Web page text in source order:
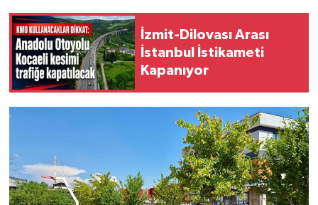
İzmit-Dilovası Arası
İstanbul İstikameti
Kapanıyor